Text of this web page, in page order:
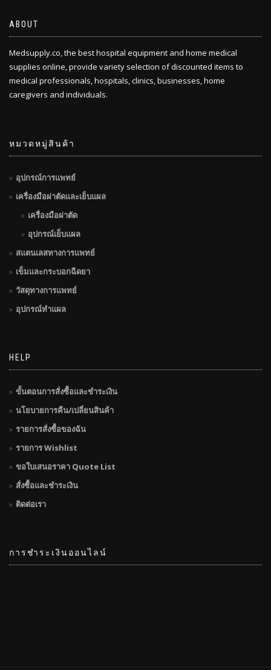
ABOUT
Medsupply.co, the best hospital equipment and home medical
supplies online, provide variety selection of discounted items to
medical professionals, hospitals, clinics, businesses, home
caregivers and individuals.
หมวดหมู่สินค้า
อุปกรณ์การแพทย์
เครื่องมือผ่าตัดและเย็บแผล
เครื่องมือผ่าตัด
อุปกรณ์เย็บแผล
สแตนเลสทางการแพทย์
เข็มและกระบอกฉีดยา
วัสดุทางการแพทย์
อุปกรณ์ทำแผล
HELP
ขั้นตอนการสั่งซื้อและชำระเงิน
นโยบายการคืน/เปลี่ยนสินค้า
รายการสั่งซื้อของฉัน
รายการ Wishlist
ขอใบเสนอราคา Quote List
สั่งซื้อและชำระเงิน
ติดต่อเรา
การชำระเงินออนไลน์